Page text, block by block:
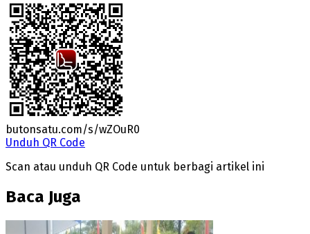
butonsatu.com/s/wZOuR0
Unduh QR Code
Scan atau unduh QR Code untuk berbagi artikel ini
Baca Juga